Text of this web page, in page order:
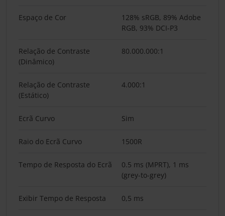
Espaço de Cor
128% sRGB, 89% Adobe
RGB, 93% DCI-P3
Relação de Contraste
(Dinâmico)
80.000.000:1
Relação de Contraste
(Estático)
4.000:1
Ecrã Curvo Sim
Raio do Ecrã Curvo 1500R
Tempo de Resposta do Ecrã
0.5 ms (MPRT), 1 ms
(grey-to-grey)
Exibir Tempo de Resposta 0,5 ms